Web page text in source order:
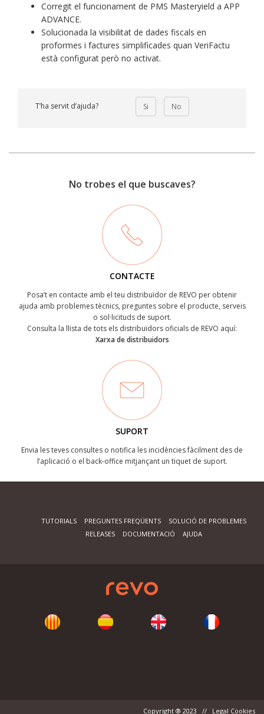
Corregit el funcionament de PMS Masteryield a APP
ADVANCE.
Solucionada la visibilitat de dades fiscals en
proformes i factures simplificades quan VeriFactu
està configurat però no activat.
T’ha servit d’ajuda? Si No
No trobes el que buscaves?
CONTACTE
Posa’t en contacte amb el teu distribuïdor de REVO per obtenir
ajuda amb problemes tècnics, preguntes sobre el producte, serveis
o sol·licituds de suport.
Consulta la llista de tots els distribuïdors oficials de REVO aquí:
Xarxa de distribuidors
SUPORT
Envia les teves consultes o notifica les incidències fàcilment des de
l’aplicació o el back-office mitjançant un tiquet de suport.
TUTORIALS PREGUNTES FREQÜENTS
SOLUCIÓ DE PROBLEMES
RELEASES
DOCUMENTACIÓ AJUDA
Copyright ® 2023 // Legal Cookies